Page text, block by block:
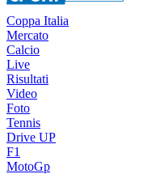
Coppa Italia
Mercato
Calcio
Live
Risultati
Video
Foto
Tennis
Drive UP
F1
MotoGp